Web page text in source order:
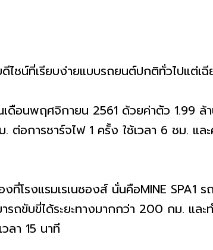
ที่เรียบง่ายแบบรถยนต์ปกติทั่วไปแต่เฉี
นพฤศจิกายน 2561 ด้วยค่าตัว 1.99 ล้
. ต่อการชาร์จไฟ 1 ครั้ง ใช้เวลา 6 ชม. แ
งแรมเรเนซองส์ นั่นคือMINE SPA1
ถขับขี่ได้ระยะทางมากกว่า 200 กม. แล
ลา 15 นาที